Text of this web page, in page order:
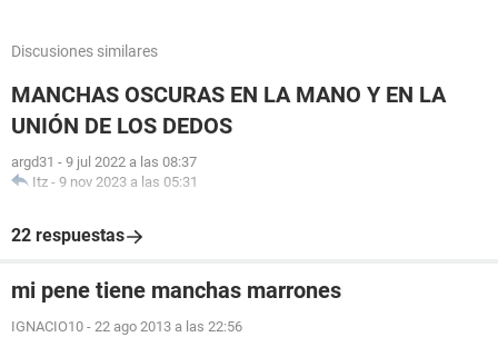
Discusiones similares
MANCHAS OSCURAS EN LA MANO Y EN LA
UNIÓN DE LOS DEDOS
argd31 - 9 jul 2022 a las 08:37
Itz - 9 nov 2023 a las 05:31
22 respuestas
mi pene tiene manchas marrones
IGNACIO10 - 22 ago 2013 a las 22:56